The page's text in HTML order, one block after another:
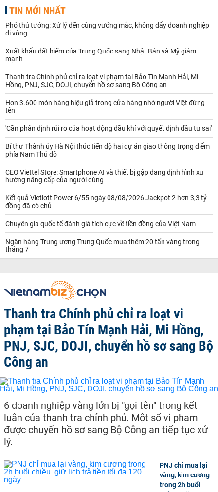
TIN MỚI NHẤT
Phó thủ tướng: Xử lý đến cùng vướng mắc, không đẩy doanh nghiệp
đi vòng
Xuất khẩu đất hiếm của Trung Quốc sang Nhật Bản và Mỹ giảm
mạnh
Thanh tra Chính phủ chỉ ra loạt vi phạm tại Bảo Tín Mạnh Hải, Mi
Hồng, PNJ, SJC, DOJI, chuyển hồ sơ sang Bộ Công an
Hơn 3.600 món hàng hiệu giả trong cửa hàng nhờ người Việt đứng
tên
'Cần phân định rủi ro của hoạt động dầu khí với quyết định đầu tư sai'
Bí thư Thành ủy Hà Nội thúc tiến độ hai dự án giao thông trọng điểm
phía Nam Thủ đô
CEO Viettel Store: Smartphone AI và thiết bị gập đang định hình xu
hướng nâng cấp của người dùng
Kết quả Vietlott Power 6/55 ngày 08/08/2026 Jackpot 2 hơn 3,3 tỷ
đồng đã có chủ
Chuyên gia quốc tế đánh giá tích cực về tiền đồng của Việt Nam
Ngân hàng Trung ương Trung Quốc mua thêm 20 tấn vàng trong
tháng 7
Thanh tra Chính phủ chỉ ra loạt vi
phạm tại Bảo Tín Mạnh Hải, Mi Hồng,
PNJ, SJC, DOJI, chuyển hồ sơ sang Bộ
Công an
6 doanh nghiệp vàng lớn bị "gọi tên" trong kết
luận của thanh tra chính phủ. Một số vi phạm
được chuyển hồ sơ sang Bộ Công an tiếp tục xử
lý.
PNJ chỉ mua lại
vàng, kim cương
trong 2h buổi